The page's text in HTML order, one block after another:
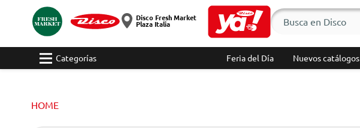
Disco Fresh Market
Plaza Italia
Categorías Feria del Día Nuevos catálogos
HOME